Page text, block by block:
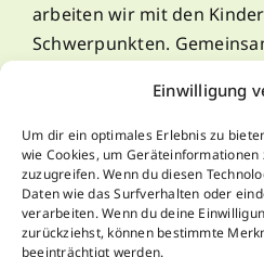
Einwilligung
Um dir ein optimales Erlebnis zu
wie Cookies, um
zuzugreifen. Wenn du diesen
Daten wie das Surfverhalten oder
verarbeiten. Wenn du deine
zurückziehst, können bestimmte
beeinträchtigt werden.
arbeiten wir mit den
Schwerpunkten.
Kontakt
T: +43 (0) 3144 – 3343 (7.30